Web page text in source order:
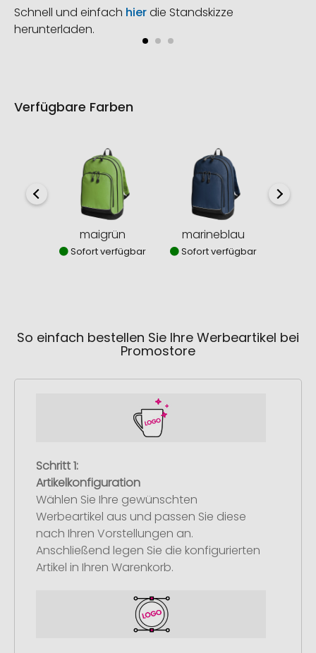
Schnell und einfach hierdie Standskizze
herunterladen.
Verfügbare Farben
maigrün
Sofort verfügbar
marineblau
Sofort verfügbar
So einfach bestellen Sie Ihre Werbeartikel bei
Promostore
Schritt 1:
Artikelkonfiguration
Wählen Sie Ihre gewünschten
Werbeartikel aus und passen Sie diese
nach Ihren Vorstellungen an.
Anschließend legen Sie die konfigurierten
Artikel in Ihren Warenkorb.